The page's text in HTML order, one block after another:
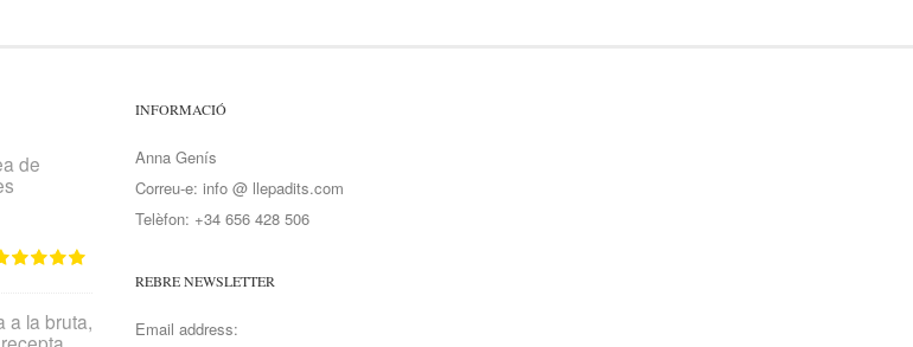
de
a la bruta,
INFORMACIÓ
Anna Genís
Correu-e: info @ llepadits.com
Telèfon: +34 656 428 506
REBRE NEWSLETTER
Email address: